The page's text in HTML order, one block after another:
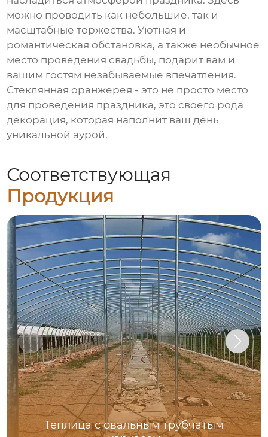
можно проводить как небольшие, так и
масштабные торжества. Уютная и
романтическая обстановка, а также необычное
место проведения свадьбы, подарит вам и
вашим гостям незабываемые впечатления.
Стеклянная оранжерея - это не просто место
для проведения праздника, это своего рода
декорация, которая наполнит ваш день
уникальной аурой.
Соответствующая
Продукция
Теплица с овальным трубчатым